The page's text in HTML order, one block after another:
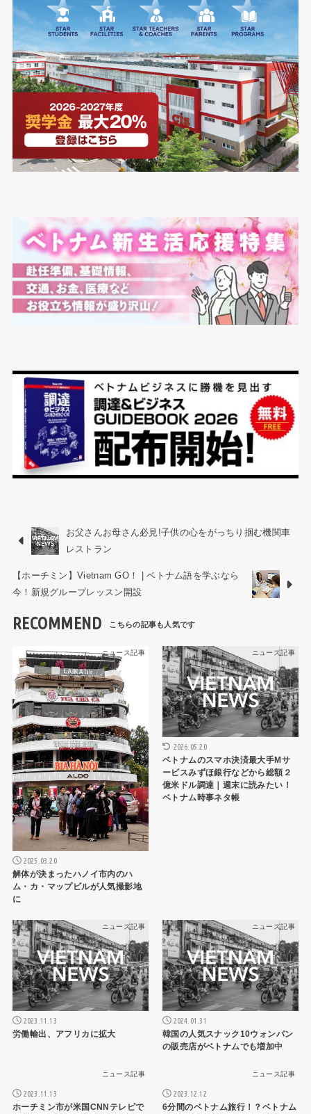
お父さんお母さん必見!子供の心をがっちり掴む機関車
レストラン
【ホーチミン】Vietnam GO！ | ベトナム語を学ぶなら
今！新規グループレッスン開設
RECOMMEND
ニュース記事
2025.03.20
解体が決まったハノイ市内のハ
ム・カ・マップビルが人気撮影地
に
ニュース記事
2026.05.20
ベトナムのスマホ決済最大手Mサ
ービスみずほ銀行などから総額２
億米ドル調達｜週末に読みたい！
ベトナム時事ネタ帳
ニュース記事
2023.11.13
労働輸出、アフリカに拡大
ニュース記事
2024.01.31
韓国の人気スナック10ウォンパン
の販売店がベトナムでも増加中
ニュース記事
2023.11.13
ホーチミン市が米国CNNテレビで
ニュース記事
2023.12.12
6分間のベトナム旅行！？ベトナム